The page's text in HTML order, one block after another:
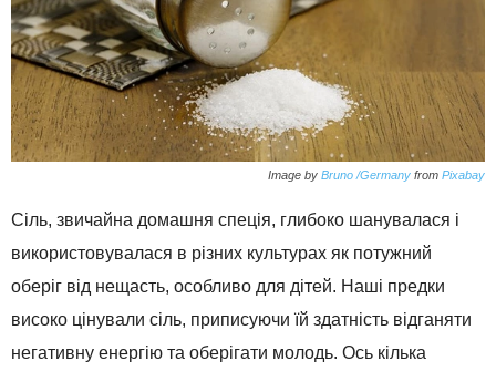
Image by Bruno /Germany from Pixabay
Сіль, звичайна домашня спеція, глибоко шанувалася і
використовувалася в різних культурах як потужний
оберіг від нещасть, особливо для дітей. Наші предки
високо цінували сіль, приписуючи їй здатність відганяти
негативну енергію та оберігати молодь. Ось кілька